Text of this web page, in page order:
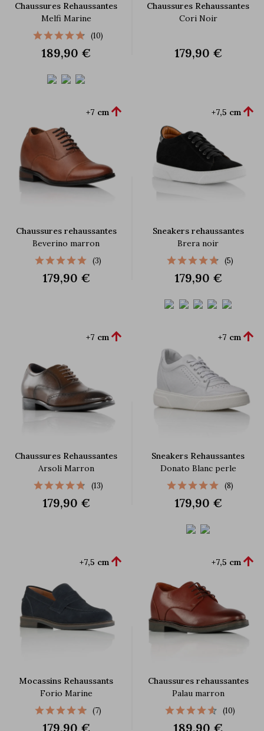
Chaussures Rehaussantes
Melfi Marine
(10)
189,90 €
Chaussures Rehaussantes
Cori Noir
179,90 €
Chaussures rehaussantes
Beverino marron
+7 cm 
(3)
179,90 €
Sneakers rehaussantes
Brera noir
+7,5 cm 
(5)
179,90 €
Chaussures Rehaussantes
Arsoli Marron
+7 cm 
(13)
179,90 €
Sneakers Rehaussantes
Donato Blanc perle
+7 cm 
(8)
179,90 €
Mocassins Rehaussants
Forio Marine
+7,5 cm 
(7)
179,90 €
Chaussures rehaussantes
Palau marron
+7,5 cm 
(10)
189,90 €